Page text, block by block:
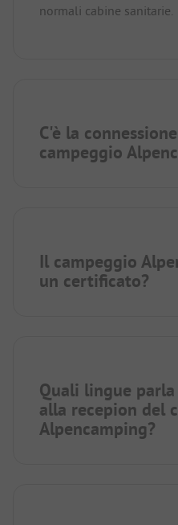
normali cabine sanitarie.
C'è la
campeggio
Il campeggio
un certificato?
Quali lingue
alla recepion del
Alpencamping?